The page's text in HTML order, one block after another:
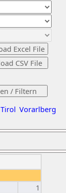
Tirol Vorarlberg
1